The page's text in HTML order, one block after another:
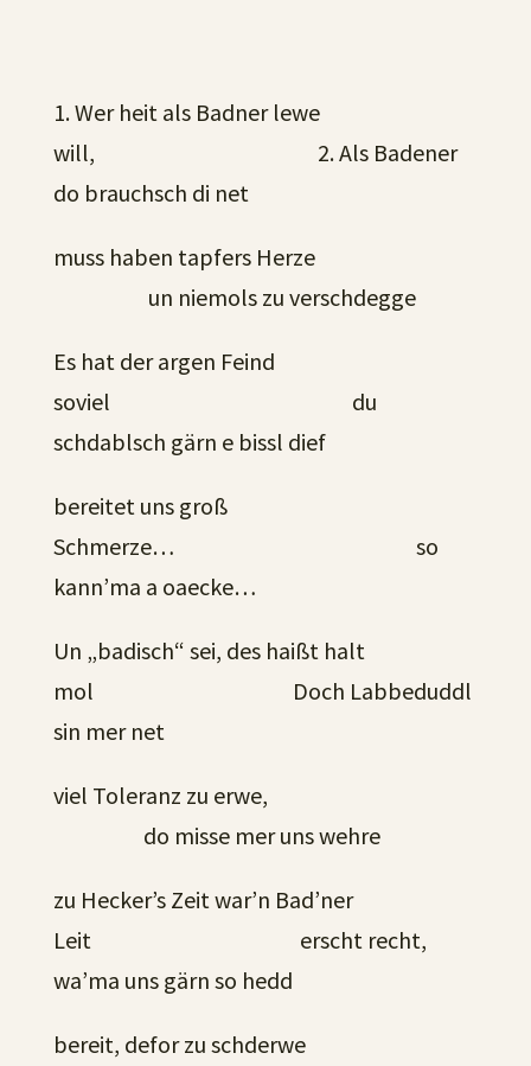
1. Wer heit als Badner lewe
will, 2. Als Badener
do brauchsch di net
muss haben tapfers Herze
un niemols zu verschdegge
Es hat der argen Feind
soviel du
schdablsch gärn e bissl dief
bereitet uns groß
Schmerze… so
kann’ma a oaecke…
Un „badisch“ sei, des haißt halt
mol Doch Labbeduddl
sin mer net
viel Toleranz zu erwe,
do misse mer uns wehre
zu Hecker’s Zeit war’n Bad’ner
Leit erscht recht,
wa’ma uns gärn so hedd
bereit, defor zu schderwe